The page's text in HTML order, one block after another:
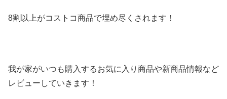
8割以上がコストコ商品で埋め尽くされます！
我が家がいつも購入するお気に入り商品や新商品情報など
レビ ューしていきます！